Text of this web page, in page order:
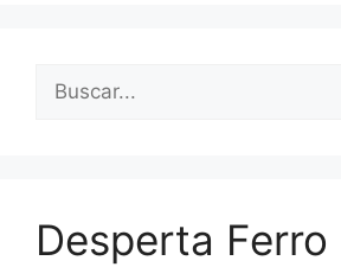
Buscar:
Desperta Ferro